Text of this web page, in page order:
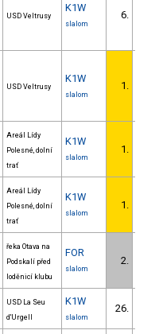
USD Veltrusy
K1W
slalom
6.
USD Veltrusy
K1W
slalom
1.
Areál Lídy
Polesné, dolní
trať
K1W
slalom
1.
Areál Lídy
Polesné, dolní
trať
K1W
slalom
1.
řeka Otava na
Podskalí před
loděnicí klubu
FOR
slalom
2.
USD La Seu
d'Urgell
K1W
slalom
26.